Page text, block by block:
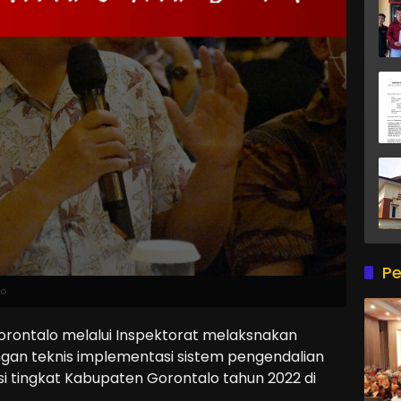
melalui Inspektorat melaksnakan
teknis implementasi sistem pengendalian
tingkat Kabupaten Gorontalo tahun 2022 di